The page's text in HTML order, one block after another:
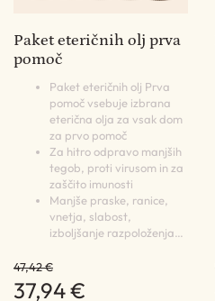
Paket eteričnih olj prva
pomoč
Paket eteričnih olj Prva
pomoč vsebuje izbrana
eterična olja za vsak dom
za prvo pomoč
Za hitro odpravo manjših
tegob, proti virusom in za
zaščito imunosti
Manjše praske, ranice,
vnetja, slabost,
izboljšanje razpoloženja…
47,42 €
37,94 €